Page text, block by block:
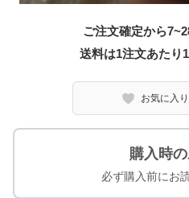
ご注文確定から
送料は1注文あたり
お気に入
購入時
必ず購入前にお